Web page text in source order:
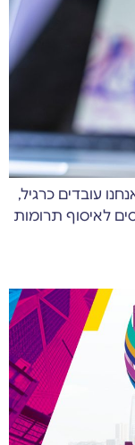
עובדים כרגיל,
לאיסוף תרומות